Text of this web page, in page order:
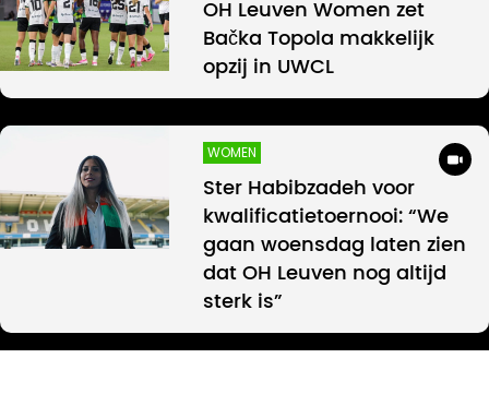
OH Leuven Women zet
Bačka Topola makkelijk
opzij in UWCL
WOMEN
Ster Habibzadeh voor
kwalificatietoernooi: “We
gaan woensdag laten zien
dat OH Leuven nog altijd
sterk is”